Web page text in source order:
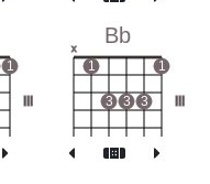
1
Bb
x
1
3 3 3
1